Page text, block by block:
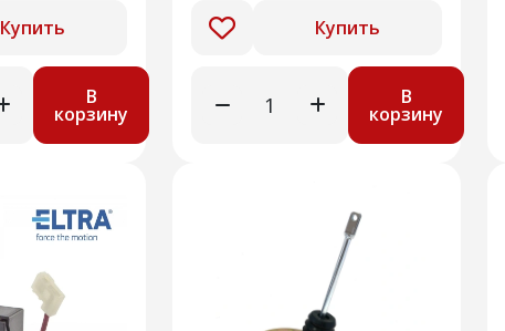
Купить
В
корзину
Купить
В
корзину